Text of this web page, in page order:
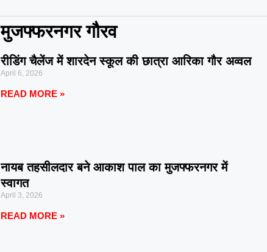
मुजफ्फरनगर गौरव
रीडिंग चैलेंज में शारदेन स्कूल की छात्रा आरिका गौर अव्वल
April 6, 2026
READ MORE »
नायब तहसीलदार बने आकाश पाल का मुजफ्फरनगर में
स्वागत
April 3, 2026
READ MORE »